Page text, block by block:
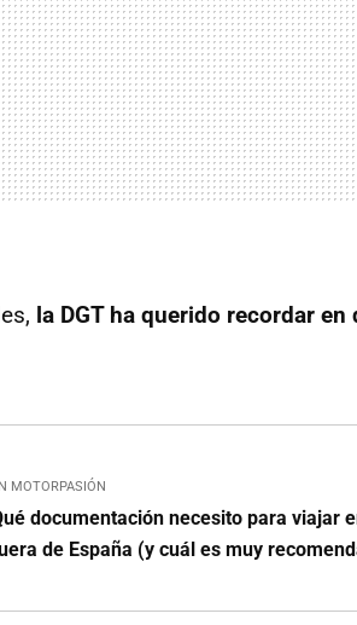
la DGT ha querido recordar en
MOTORPASIÓN
documentación necesito para viajar
de España (y cuál es muy